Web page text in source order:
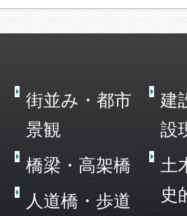
街並み・都市
景観
橋梁・高架橋
人道橋・歩道
建
設
土
史